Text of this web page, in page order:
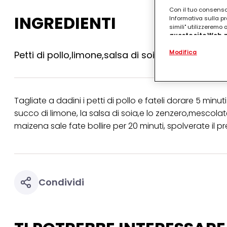
INGREDIENTI
Petti di pollo,limone,salsa di
Tagliate a dadini i petti di pollo e fateli dorare 5
succo di limone, la salsa di soia,e lo
maizena sale fate bollire per 20 minuti, spolverate il
Condividi
Con il tuo
Informativa sulla
simili" utilizzeremo
questo sito
.
(rispettivamente
terzi, conservare
misurare e
Puoi trovare
collegata nel piè
qualsiasi momento
"modifica" di
Modifica